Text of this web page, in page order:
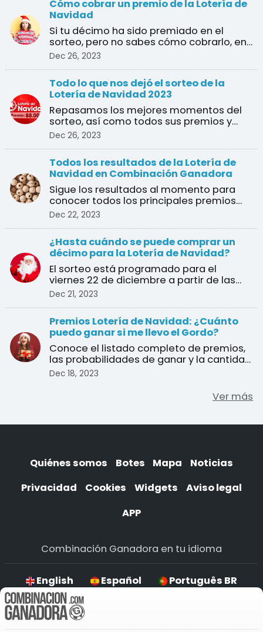
Cómo cobrar un premio de la Lotería de
Navidad
Si tu décimo ha sido premiado en el
sorteo, pero no sabes cómo cobrarlo, en
esta guía te explica ...
Dec 26, 2023
Todo lo que nos dejó el sorteo de la
Lotería de Navidad 2023
Repasamos los mejores momentos del
sorteo, así como todos sus premios y
ganadores
Dec 26, 2023
Todos los resultados de la Lotería de
Navidad en Combinación Ganadora
Sigue los resultados al momento para
conocer todos los principales premios
del sorteo de Navidad
Dec 22, 2023
¿Hasta cuándo se puede comprar un
décimo para la Lotería de Navidad?
El sorteo está programado para el
viernes 22 de diciembre a partir de las
Dec 21, 2023
Premios Lotería de Navidad: ¿Cuánto
puedo ganar si me llevo el Gordo?
Conoce el listado completo de premios,
las probabilidades de ganar y la cantidad
de décimos en j ...
Dec 18, 2023
Ver más
Quiénes somos Botes Mapa
Noticias
Privacidad
Cookies Widgets
Aviso legal
APP
Combinación Ganadora en tu idioma
English Español Português BR